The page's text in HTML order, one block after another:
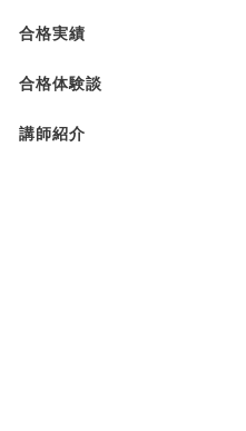
合格実績
合格体験談
講師紹介